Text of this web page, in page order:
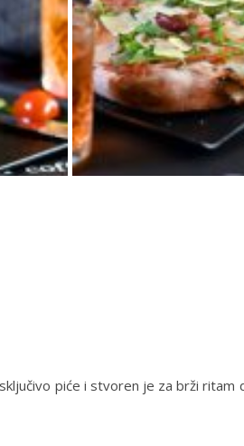
piće i stvoren je za brži ritam